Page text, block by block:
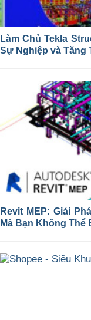
Làm Chủ Tekla
Sự Nghiệp và Tăng
Revit MEP: Giải
Mà Bạn Không Thể